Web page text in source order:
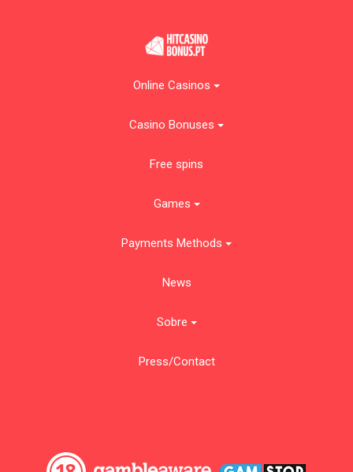
Online Casinos
Casino Bonuses
Free spins
Games
Payments Methods
News
Sobre
Press/Contact